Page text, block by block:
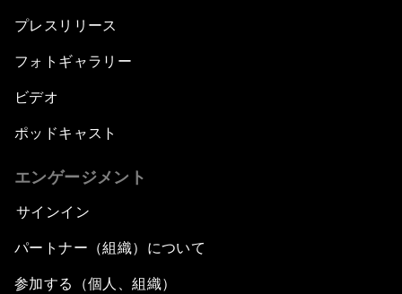
プレスリリース
フォトギャラリー
ビデオ
ポッドキャスト
エンゲージメント
サインイン
パートナー（組織）について
参加する（個人、組織）